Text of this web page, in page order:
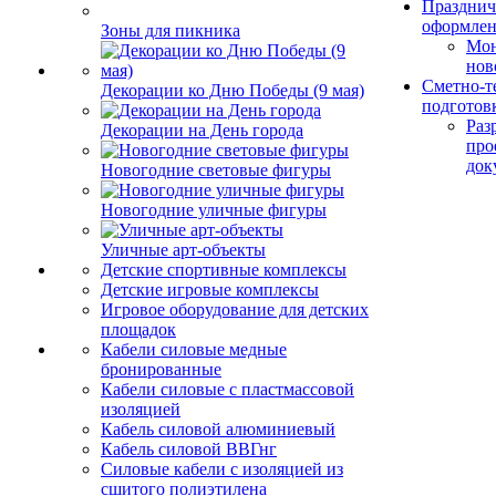
Зоны для пикника
Декорации ко Дню Победы (9 мая)
Декорации на День города
Новогодние световые фигуры
Новогодние уличные фигуры
Уличные арт-объекты
Детские спортивные комплексы
Детские игровые комплексы
Игровое оборудование для детских
площадок
Кабели силовые медные
бронированные
Кабели силовые с пластмассовой
изоляцией
Кабель силовой алюминиевый
Кабель силовой ВВГнг
Силовые кабели с изоляцией из
сшитого полиэтилена
Сметно-